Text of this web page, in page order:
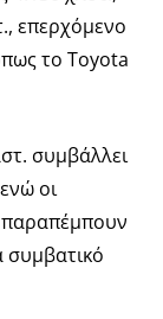
επερχόμενο
το Toyota
συμβάλλει
οι
παραπέμπουν